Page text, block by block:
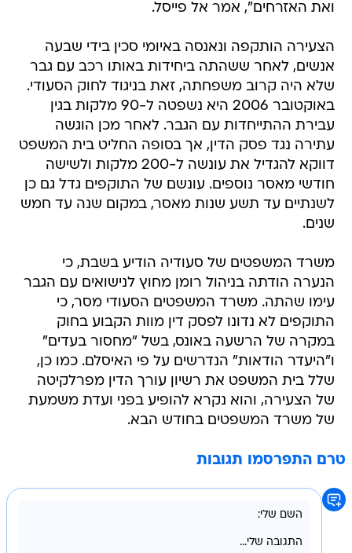
ואת האזרחים", אמר אל פייסל.
הצעירה הותקפה ונאנסה באיומי סכין בידי שבעה
אנשים, לאחר ששהתה ביחידות באותו רכב עם גבר
שלא היה קרוב משפחתה, זאת בניגוד לחוק הסעודי.
באוקטובר 2006 היא נשפטה ל-90 מלקות בגין
עבירת ההתייחדות עם הגבר. לאחר מכן הוגשה
עתירה נגד פסק הדין, אך בסופה החליט בית המשפט
דווקא להגדיל את עונשה ל-200 מלקות ולשישה
חודשי מאסר נוספים. עונשם של התוקפים גדל גם כן
לשנתיים עד תשע שנות מאסר, במקום שנה עד חמש
שנים.
משרד המשפטים של סעודיה הודיע בשבת, כי
הנערה הודתה בניהול רומן מחוץ לנישואים עם הגבר
עימו שהתה. משרד המשפטים הסעודי מסר, כי
התוקפים לא נדונו לפסק דין מוות הקבוע בחוק
במקרה של הרשעה באונס, בשל "מחסור בעדים"
ו"היעדר הודאות" הנדרשים על פי האיסלם. כמו כן,
שלל בית המשפט את רשיון עורך הדין מפרלקיטה
של הצעירה, והוא נקרא להופיע בפני ועדת משמעת
של משרד המשפטים בחודש הבא.
טרם התפרסמו תגובות